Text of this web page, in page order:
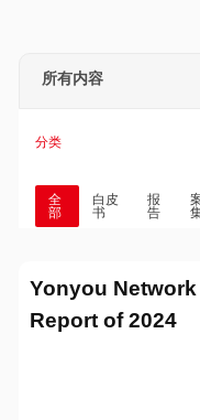
所有内容
分类
全
部
白皮
书
报
告
Yonyou
Report of 2024